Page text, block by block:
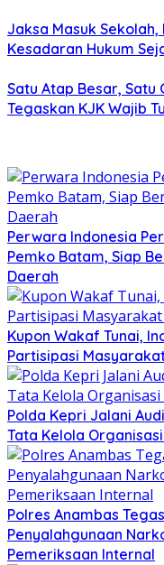
Jaksa Masuk
Kesadaran Hukum
Satu Atap Besar, Satu
Tegaskan KJK Wajib
Perwara Indonesia
Pemko Batam, Siap
Daerah
Kupon Wakaf Tunai,
Partisipasi
Polda Kepri Jalani
Tata Kelola
Polres Anambas
Penyalahgunaan
Pemeriksaan Internal